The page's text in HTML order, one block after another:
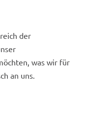
der
was wir für
an uns.